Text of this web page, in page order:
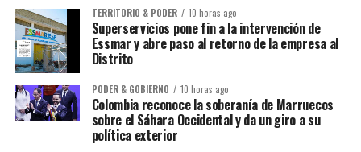
TERRITORIO & PODER 10 horas ago
Superservicios pone fin a la intervención de
Essmar y abre paso al retorno de la empresa al
Distrito
PODER & GOBIERNO 10 horas ago
Colombia reconoce la soberanía de Marruecos
sobre el Sáhara Occidental y da un giro a su
política exterior